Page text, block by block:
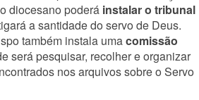
diocesano poderá instalar o tribunal
a santidade do servo de Deus.
também instala umacomissão
será pesquisar, recolher e organizar
nos arquivos sobre o Servo